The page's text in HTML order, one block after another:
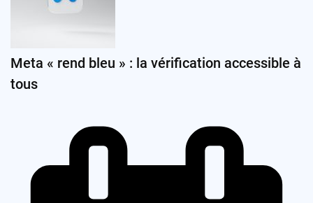
Meta « rend bleu » : la vérification accessible à
tous